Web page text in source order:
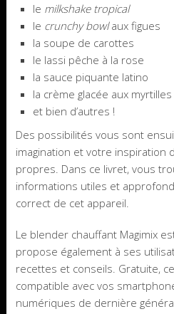
le milkshake tropical
le crunchy bowlaux figues
la soupe de carottes
le lassi pêche à la rose
la sauce piquante latino
la crème glacée aux myrtilles
et bien d’autres !
Des possibilités vous sont
imagination et votre inspiration
propres. Dans ce livret, vous
informations utiles et
correct de cet appareil.
Le blender chauffant Magimix
propose également à ses
recettes et conseils. Gratuite,
compatible avec vos
numériques de dernière